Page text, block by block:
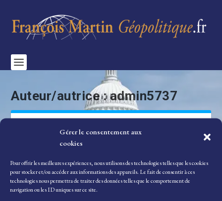
Gérer le consentement aux
cookies
Pour offrir les meilleures expériences, nous utilisons des technologies telles que les cookies
pour stocker et/ou accéder aux informations des appareils. Le fait de consentir à ces
technologies nous permettra de traiter des données telles que le comportement de
navigation ou les ID uniques sur ce site.
Auteur/autrice :admin5737
le ou supprimez-le, puis commencez à écrire !
EN SAVOIR PLUS